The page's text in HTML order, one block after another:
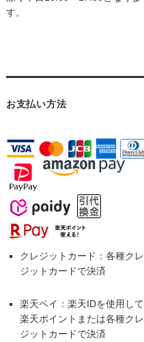
す。
お支払い方法
クレジットカード：各種クレ
ジットカードで決済
楽天ペイ：楽天IDを使用して
楽天ポイントまたは各種クレ
ジットカードで決済